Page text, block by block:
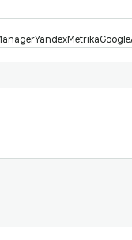
YandexMetrika